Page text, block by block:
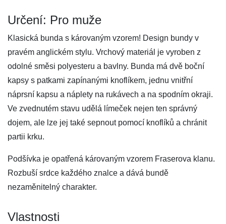
Určení: Pro muže
Klasická bunda s károvaným vzorem! Design bundy v
pravém anglickém stylu. Vrchový materiál je vyroben z
odolné směsi polyesteru a bavlny. Bunda má dvě boční
kapsy s patkami zapínanými knoflíkem, jednu vnitřní
náprsní kapsu a náplety na rukávech a na spodním okraji.
Ve zvednutém stavu udělá límeček nejen ten správný
dojem, ale lze jej také sepnout pomocí knoflíků a chránit
partii krku.
Podšívka je opatřená károvaným vzorem Fraserova klanu.
Rozbuší srdce každého znalce a dává bundě
nezaměnitelný charakter.
Vlastnosti